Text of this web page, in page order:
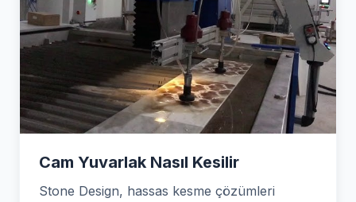
Cam Yuvarlak Nasıl Kesilir
Stone Design, hassas kesme çözümleri